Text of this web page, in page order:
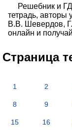
Решебник и
тетрадь,
В.В. Шевердов,
онлайн и
Страница
1 2
8 9
15 16